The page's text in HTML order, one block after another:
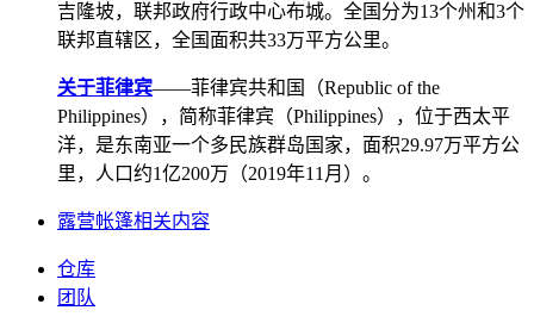
吉隆坡，联邦政府行政中心布城。全国分为13个州和3个
联邦直辖区，全国面积共33万平方公里。
关于菲律宾——菲律宾共和国（Republic of the
Philippines），简称菲律宾（Philippines），位于西太平
洋，是东南亚一个多民族群岛国家，面积29.97万平方公
里，人口约1亿200万（2019年11月）。
露营帐篷相关内容
仓库
团队